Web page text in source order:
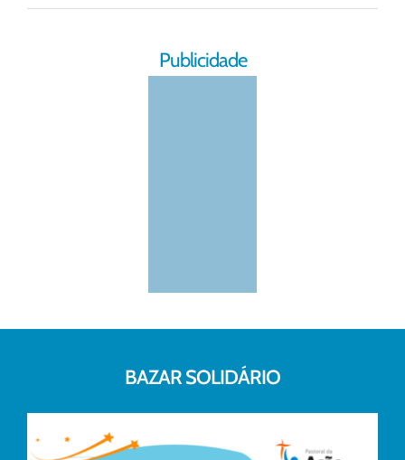
Publicidade
BAZAR SOLIDÁRIO